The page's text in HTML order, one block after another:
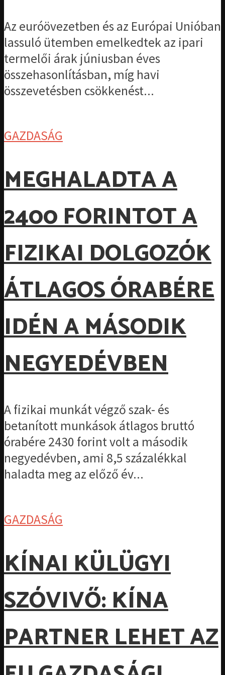
Az euróövezetben és az Európai Unióban
lassuló ütemben emelkedtek az ipari
termelői árak júniusban éves
összehasonlításban, míg havi
összevetésben csökkenést...
GAZDASÁG
MEGHALADTA A
2400 FORINTOT A
FIZIKAI DOLGOZÓK
ÁTLAGOS ÓRABÉRE
IDÉN A MÁSODIK
NEGYEDÉVBEN
A fizikai munkát végző szak- és
betanított munkások átlagos bruttó
órabére 2430 forint volt a második
negyedévben, ami 8,5 százalékkal
haladta meg az előző év...
GAZDASÁG
KÍNAI KÜLÜGYI
SZÓVIVŐ: KÍNA
PARTNER LEHET AZ